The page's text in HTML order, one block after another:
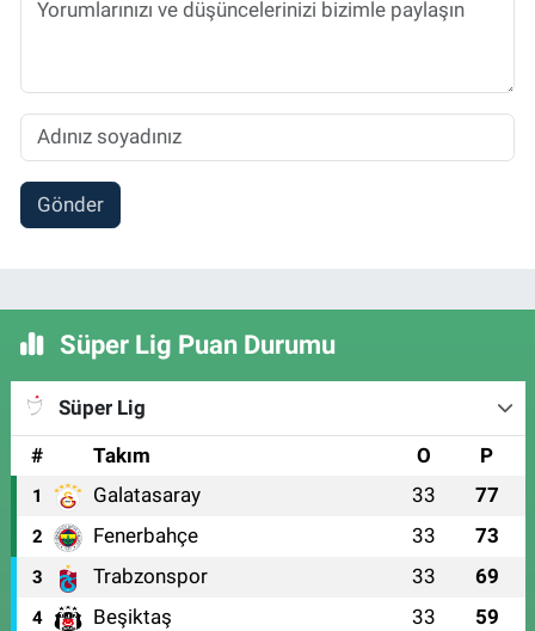
Gönder
Süper Lig Puan Durumu
Süper Lig
#
Takım O P
1 Galatasaray 33 77
2 Fenerbahçe 33 73
3 Trabzonspor 33 69
4 Beşiktaş 33 59